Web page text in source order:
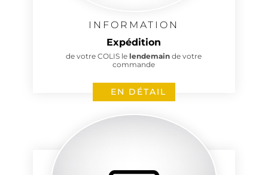
INFORMATION
Expédition
de votre COLIS lelendemainde votre
commande
EN DÉTAIL